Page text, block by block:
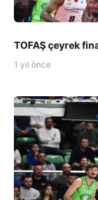
TOFAŞ çeyrek
1 yıl önce